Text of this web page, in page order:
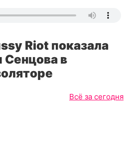
Riot показала
в
Всё за сегодня